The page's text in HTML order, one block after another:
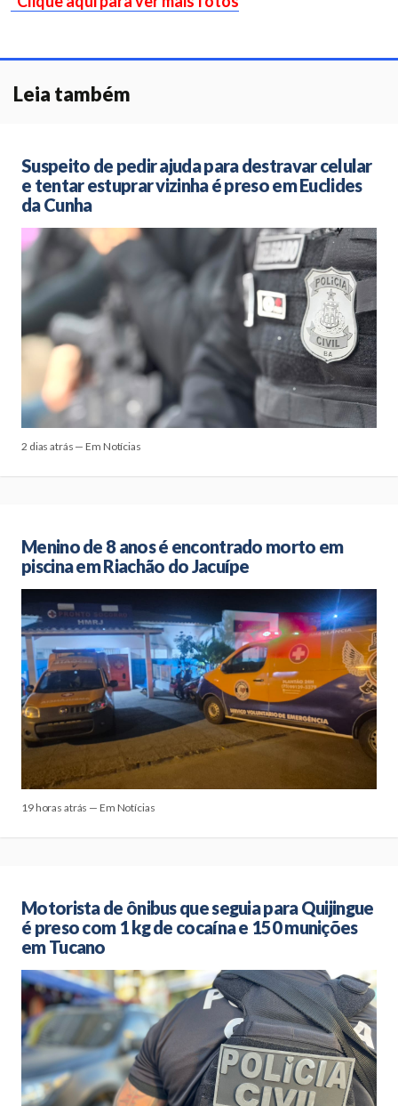
Leia também
Suspeito de pedir ajuda para destravar celular
e tentar estuprar vizinha é preso em Euclides
da Cunha
2 dias atrás — Em Notícias
Menino de 8 anos é encontrado morto em
piscina em Riachão do Jacuípe
19 horas atrás — Em Notícias
Motorista de ônibus que seguia para Quijingue
é preso com 1 kg de cocaína e 150 munições
em Tucano